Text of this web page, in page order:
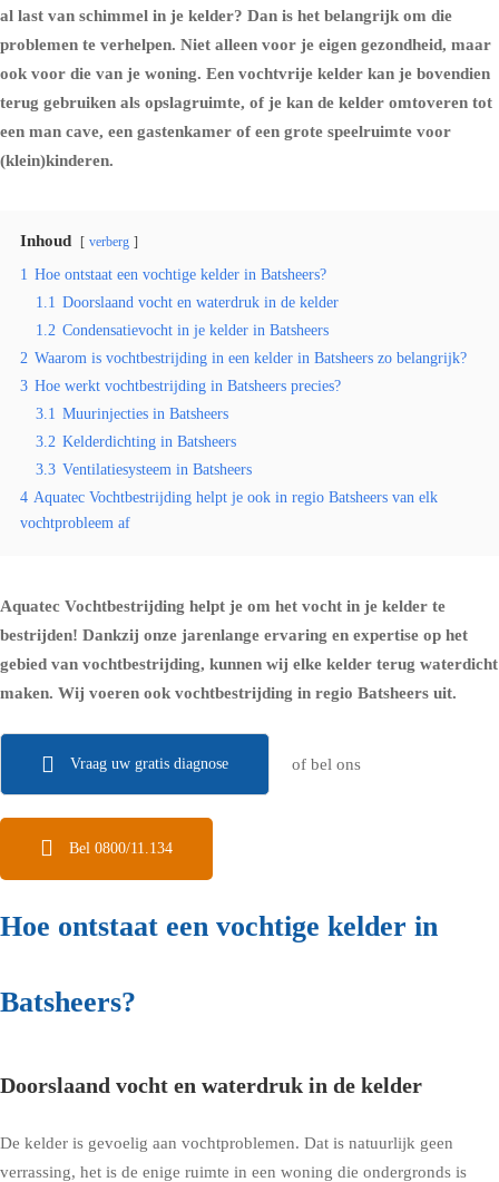
al last van schimmel in je kelder? Dan is het belangrijk om die
problemen te verhelpen. Niet alleen voor je eigen gezondheid, maar
ook voor die van je woning. Een vochtvrije kelder kan je bovendien
terug gebruiken als opslagruimte, of je kan de kelder omtoveren tot
een man cave, een gastenkamer of een grote speelruimte voor
(klein)kinderen.
Inhoud verberg
1 Hoe ontstaat een vochtige kelder in Batsheers?
1.1 Doorslaand vocht en waterdruk in de kelder
1.2 Condensatievocht in je kelder in Batsheers
2 Waarom is vochtbestrijding in een kelder in Batsheers zo belangrijk?
3 Hoe werkt vochtbestrijding in Batsheers precies?
3.1 Muurinjecties in Batsheers
3.2 Kelderdichting in Batsheers
3.3 Ventilatiesysteem in Batsheers
4 Aquatec Vochtbestrijding helpt je ook in regio Batsheers van elk
vochtprobleem af
Aquatec Vochtbestrijding helpt je om het vocht in je kelder te
bestrijden! Dankzij onze jarenlange ervaring en expertise op het
gebied van vochtbestrijding, kunnen wij elke kelder terug waterdicht
maken. Wij voeren ook vochtbestrijding in regio Batsheers uit.
Vraag uw gratis diagnose of bel ons
Bel 0800/11.134
Hoe ontstaat een vochtige kelder in
Batsheers?
Doorslaand vocht en waterdruk in de kelder
De kelder is gevoelig aan vochtproblemen. Dat is natuurlijk geen
verrassing, het is de enige ruimte in een woning die ondergronds is